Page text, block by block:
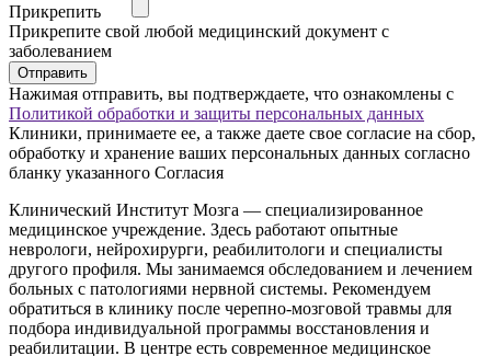
Прикрепить
Прикрепите свой любой медицинский документ с
заболеванием
Отправить
Нажимая отправить, вы подтверждаете, что ознакомлены с
Политикой обработки и защиты персональных данных
Клиники, принимаете ее, а также даете свое согласие на сбор,
обработку и хранение ваших персональных данных согласно
бланку указанного Согласия
Клинический Институт Мозга — специализированное
медицинское учреждение. Здесь работают опытные
неврологи, нейрохирурги, реабилитологи и специалисты
другого профиля. Мы занимаемся обследованием и лечением
больных с патологиями нервной системы. Рекомендуем
обратиться в клинику после черепно-мозговой травмы для
подбора индивидуальной программы восстановления и
реабилитации. В центре есть современное медицинское